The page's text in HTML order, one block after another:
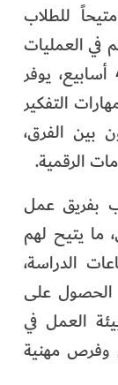
أغسطس، متيحاً للطلاب
في العمليات
التشغيلية لشركة «دو»، فعلى مدار 4 أسابيع، يوفر
التفكير
بين الفرق،
الرقمية.
بفريق عمل
ما يتيح لهم
الدراسة،
الحصول على
العمل في
وفرص مهنية